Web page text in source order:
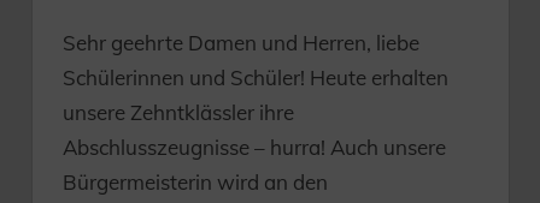
Sehr geehrte Damen und Herren, liebe
Schülerinnen und Schüler! Heute erhalten
unsere Zehntklässler ihre
Abschlusszeugnisse – hurra! Auch unsere
Bürgermeisterin wird an den